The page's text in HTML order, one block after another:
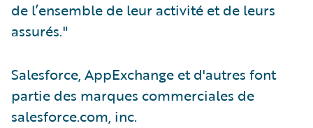
de l’ensemble de leur activité et de leurs
assurés."
Salesforce, AppExchange et d'autres font
partie des marques commerciales de
salesforce.com, inc.